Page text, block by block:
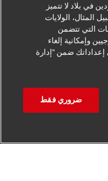
في بلاد لا تتميز
المثال، الولايات
التي تتضمن
وإمكانية إلغاء
ضمن "إدارة
ضروري فقط